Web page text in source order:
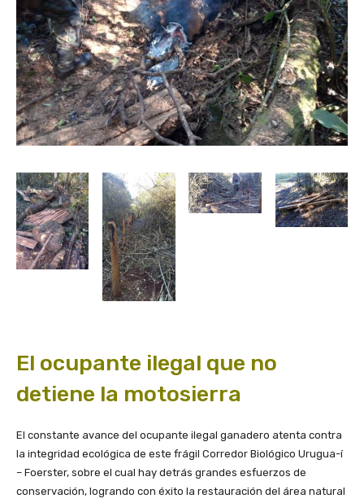
El ocupante ilegal que no
detiene la motosierra
El constante avance del ocupante ilegal ganadero atenta contra
la integridad ecológica de este frágil Corredor Biológico Urugua-í
– Foerster, sobre el cual hay detrás grandes esfuerzos de
conservación, logrando con éxito la restauración del área natural